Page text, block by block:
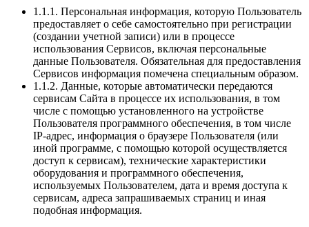
1.1.1. Персональная информация, которую Пользователь
предоставляет о себе самостоятельно при регистрации
(создании учетной записи) или в процессе
использования Сервисов, включая персональные
данные Пользователя. Обязательная для предоставления
Сервисов информация помечена специальным образом.
1.1.2. Данные, которые автоматически передаются
сервисам Сайта в процессе их использования, в том
числе с помощью установленного на устройстве
Пользователя программного обеспечения, в том числе
IP-адрес, информация о браузере Пользователя (или
иной программе, с помощью которой осуществляется
доступ к сервисам), технические характеристики
оборудования и программного обеспечения,
используемых Пользователем, дата и время доступа к
сервисам, адреса запрашиваемых страниц и иная
подобная информация.